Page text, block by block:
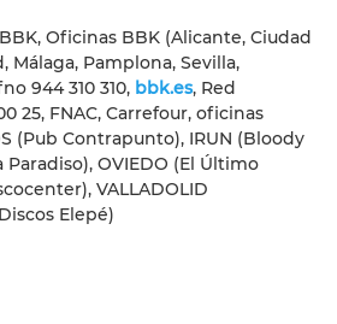
Oficinas BBK (Alicante, Ciudad
Málaga, Pamplona, Sevilla,
944 310 310, bbk.es, Red
25, FNAC, Carrefour, oficinas
(Pub Contrapunto), IRUN (Bloody
Paradiso), OVIEDO (El Último
VALLADOLID
Elepé)